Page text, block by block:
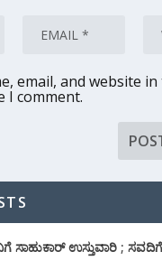
email, and website
I comment.
ಸಾಹುಕಾರ್ ಉಸ್ತುವಾರಿ ;